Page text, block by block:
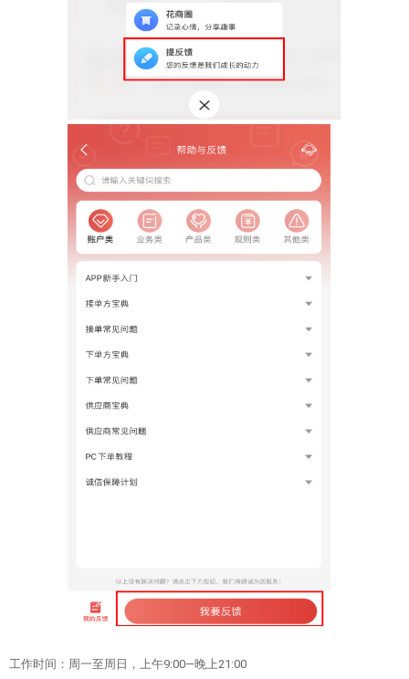
工作时间：周一至周日，上午9:00—晚上21:00